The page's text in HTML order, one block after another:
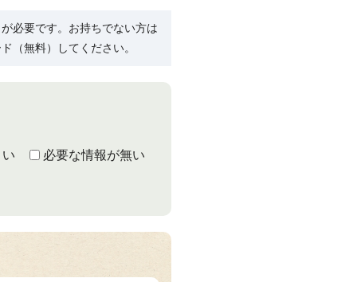
必要です。お持ちでない方は
（無料）してください。
必要な情報が無い